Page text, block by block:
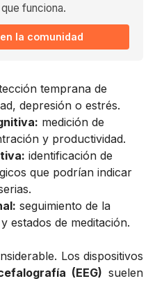
funciona.
la comunidad
temprana de
depresión o estrés.
medición de
y productividad.
identificación de
que podrían indicar
seguimiento de la
estados de meditación.
Los dispositivos
(EEG) suelen